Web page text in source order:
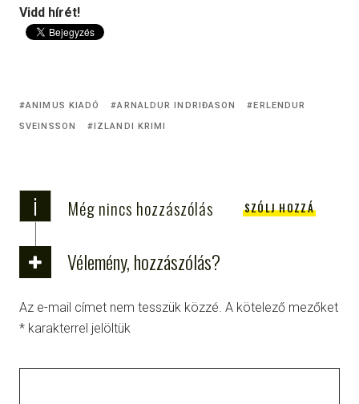
Vidd hírét!
ANIMUS KIADÓ ARNALDUR INDRIĐASON
ERLENDUR
SVEINSSON
IZLANDI KRIMI
i Még nincs hozzászólás SZÓLJ HOZZÁ
Vélemény, hozzászólás?
Az e-mail címet nem tesszük közzé. A kötelező mezőket
* karakterrel jelöltük